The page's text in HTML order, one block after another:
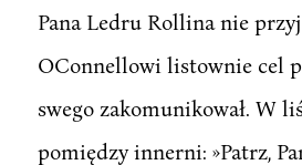
Pana Ledru Rollina nie
OConnellowi listownie cel
swego zakomunikował. W
pomiędzy innerni: »Patrz,